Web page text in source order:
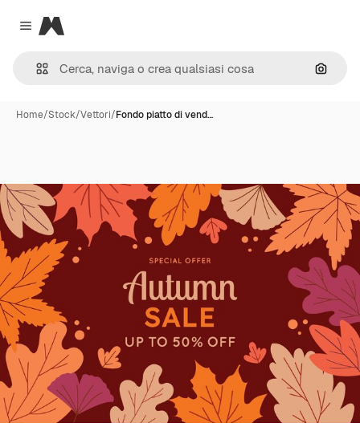
Close menu
Magnific
Cerca
Home/Stock/Vettori/Fondo piatto di vend…